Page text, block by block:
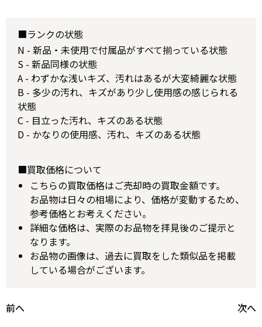
■ランクの状態
N - 新品・未使用で付属品がすべて揃っている状態
S - 新品同様の状態
A - わずかな浅いキズ、汚れはあるが大変綺麗な状態
B - 多少の汚れ、キズがあり少し使用感の感じられる
状態
C - 目立った汚れ、キズのある状態
D - かなりの使用感、汚れ、キズのある状態
■買取価格について
こちらの買取価格はご売却時の買取金額です。
お品物は日々の相場により、価格が変動するため、
参考価格とお考えください。
詳細な価格は、実際のお品物を拝見後のご提示と
なります。
お品物の画像は、過去に買取をした類似品を掲載
している場合がございます。
前へ 次へ